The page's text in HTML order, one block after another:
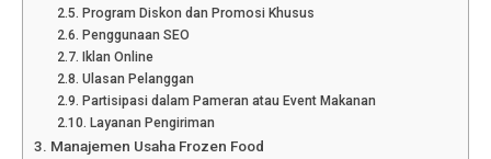
Program Diskon dan Promosi Khusus
Penggunaan SEO
Iklan Online
Ulasan Pelanggan
Partisipasi dalam Pameran atau Event Makanan
Layanan Pengiriman
Manajemen Usaha Frozen Food